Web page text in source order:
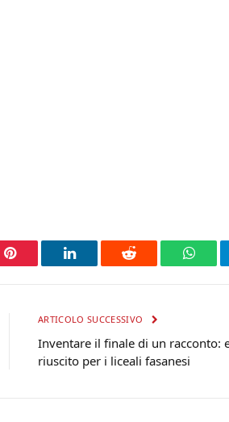
Pinterest LinkedIn Reddit
ARTICOLO SUCCESSIVO
Inventare il finale di un racconto:
riuscito per i liceali fasanesi